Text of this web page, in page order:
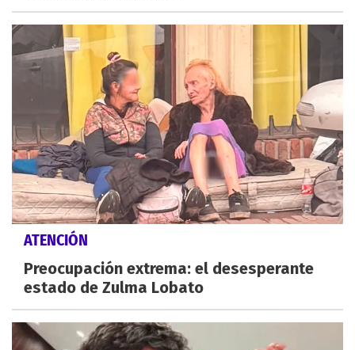
ATENCIÓN
Preocupación extrema: el desesperante
estado de Zulma Lobato